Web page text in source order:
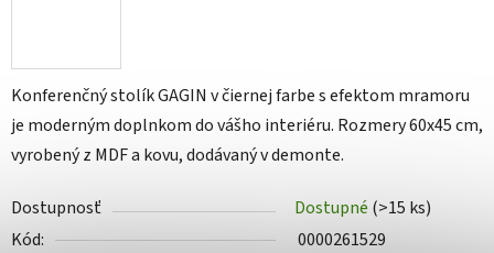
Konferenčný stolík GAGIN v čiernej farbe s efektom mramoru
je moderným doplnkom do vášho interiéru. Rozmery 60x45 cm,
vyrobený z MDF a kovu, dodávaný v demonte.
Dostupnosť Dostupné (>15 ks)
Kód:
0000261529